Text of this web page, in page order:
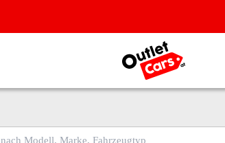
Zur Startseite